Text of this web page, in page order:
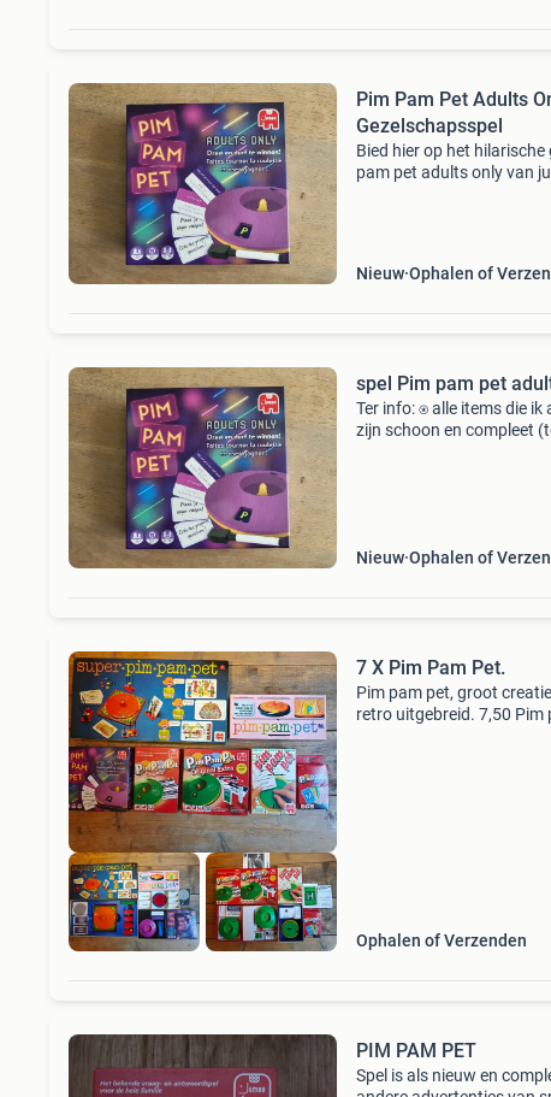
Pim Pam Pet Adults
Gezelschapsspel
Bied hier op het
pam pet adults only van
Nieuw Ophalen of
spel Pim pam pet
Ter info: ⍟ alle items die
zijn schoon en compleet
Nieuw Ophalen of
7 X Pim Pam Pet.
Pim pam pet, groot
retro uitgebreid. 7,50 Pim
Ophalen of Verzenden
PIM PAM PET
Spel is als nieuw en